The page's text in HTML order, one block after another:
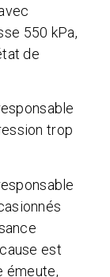
550 kPa,
de
trop
est
émeute,